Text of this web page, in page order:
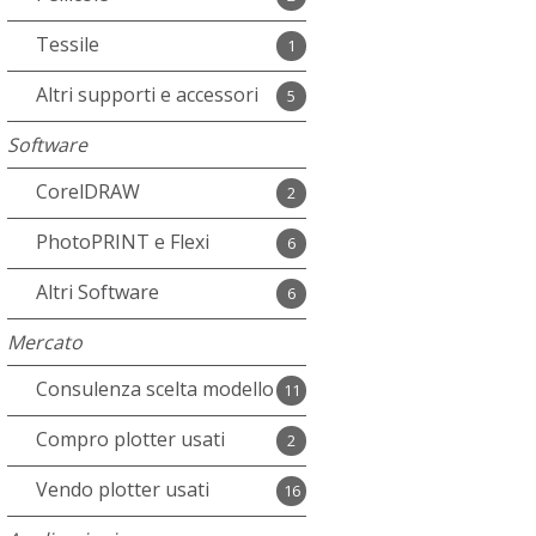
1
Tessile
5
Altri supporti e accessori
Software
2
CorelDRAW
6
PhotoPRINT e Flexi
6
Altri Software
Mercato
11
Consulenza scelta modello
2
Compro plotter usati
16
Vendo plotter usati